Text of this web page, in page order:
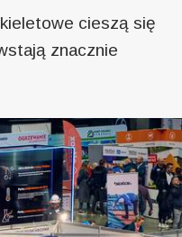
cieszą się
znacznie